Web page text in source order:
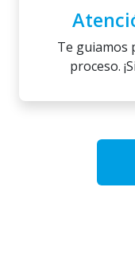
Te guiamos
proceso.